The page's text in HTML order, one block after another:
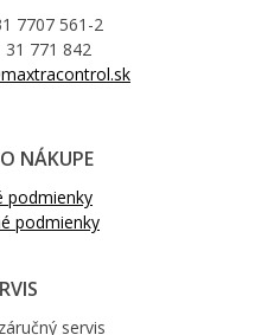
7707 561-2
31 771 842
NÁKUPE
podmienky
podmienky
servis